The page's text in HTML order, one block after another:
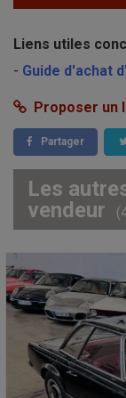
Liens utiles
- Guide d'achat
Proposer un
Partager
Les
vendeur